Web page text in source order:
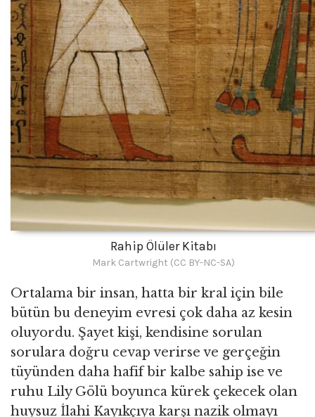
Rahip Ölüler Kitabı
Mark Cartwright (CC BY-NC-SA)
Ortalama bir insan, hatta bir kral için bile
bütün bu deneyim evresi çok daha az kesin
oluyordu. Şayet kişi, kendisine sorulan
sorulara doğru cevap verirse ve gerçeğin
tüyünden daha hafif bir kalbe sahip ise ve
ruhu Lily Gölü boyunca kürek çekecek olan
huysuz İlahi Kayıkçıya karşı nazik olmayı